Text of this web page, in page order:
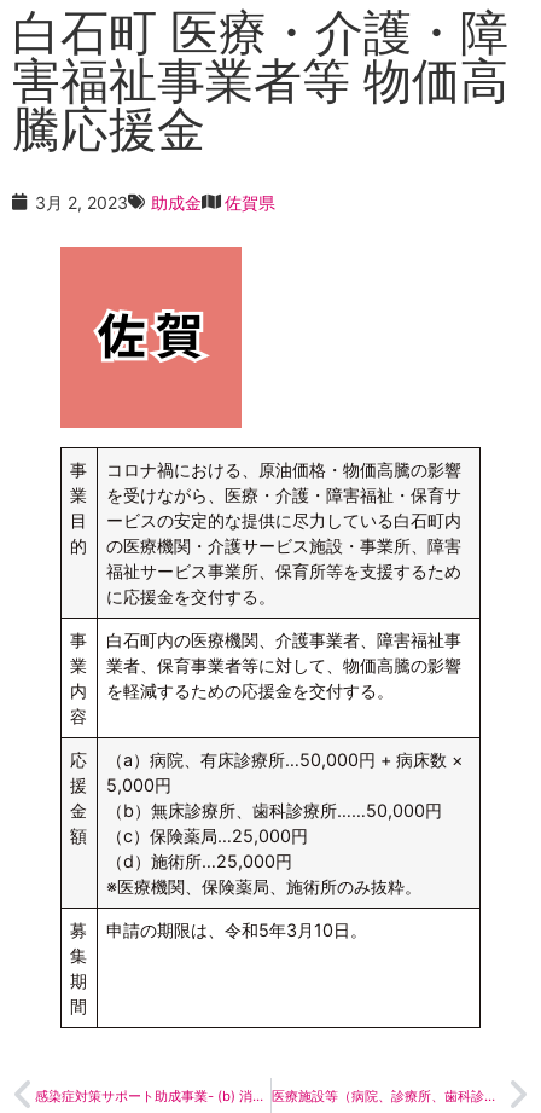
白石町 医療・介護・障
害福祉事業者等 物価高
騰応援金
3月 2, 2023 助成金 佐賀県
事
業
目
的
コロナ禍における、原油価格・物価高騰の影響
を受けながら、医療・介護・障害福祉・保育サ
ービスの安定的な提供に尽力している白石町内
の医療機関・介護サービス施設・事業所、障害
福祉サービス事業所、保育所等を支援するため
に応援金を交付する。
事
業
内
容
白石町内の医療機関、介護事業者、障害福祉事
業者、保育事業者等に対して、物価高騰の影響
を軽減するための応援金を交付する。
応
援
金
額
（a）病院、有床診療所…50,000円 + 病床数 ×
5,000円
（b）無床診療所、歯科診療所……50,000円
（c）保険薬局…25,000円
（d）施術所…25,000円
※医療機関、保険薬局、施術所のみ抜粋。
募
集
期
間
申請の期限は、令和5年3月10日。
感染症対策サポート助成事業- (b) 消耗品購入コース 医療施設等（病院、診療所、歯科診療所、助産所、薬局、施術所）物価高騰対策支援金